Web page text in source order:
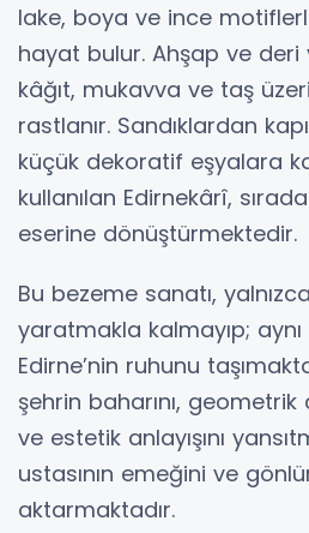
lake, boya ve ince
hayat bulur. Ahşap ve deri
kâğıt, mukavva ve taş
rastlanır. Sandıklardan
küçük dekoratif eşyalara
kullanılan Edirnekârî,
eserine dönüştürmektedir.
Bu bezeme sanatı,
yaratmakla kalmayıp;
Edirne’nin ruhunu
şehrin baharını,
ve estetik anlayışını
ustasının emeğini ve
aktarmaktadır.